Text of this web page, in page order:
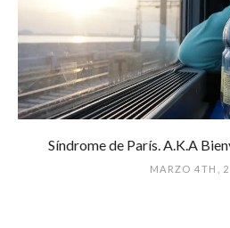
Síndrome de París. A.K.A
MARZO 4TH,